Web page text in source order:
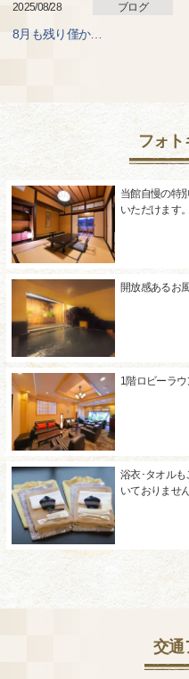
2025/08/28 ブログ
8月も残り僅か…
フォト
当館自慢の特
いただけます。
開放感あるお
1階ロビーラウ
浴衣･タオル
いておりませ
交通